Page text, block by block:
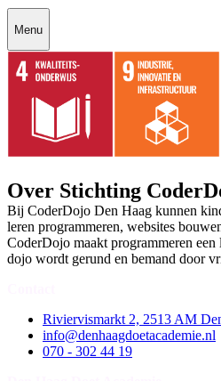
Menu
Over Stichting
Bij CoderDojo Den Haag kunnen
leren programmeren, websites
CoderDojo maakt programmeren
dojo wordt gerund en bemand door
Riviervismarkt 2, 2513 AM
info@denhaagdoetacademie.nl
070 - 302 44 19